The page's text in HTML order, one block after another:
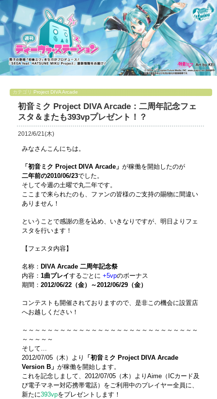
カテゴリ Project DIVA Arcade
初音ミク Project DIVA Arcade：二周年記念フェ
スタ＆またも393vpプレゼント！？
2012/6/21(木)
みなさんこんにちは。
「初音ミク Project DIVA Arcade」 が稼働を開始したのが
二年前の2010/06/23でした。
そして今週の土曜で丸二年です。
ここまで来られたのも、ファンの皆様のご支持の賜物に間違い
ありません！
ということで感謝の意を込め、いきなりですが、明日よりフェ
スタを行います！
【フェスタ内容】
名称： DIVA Arcade 二周年記念祭
内容： 1曲プレイするごとに +5vpのボーナス
期間： 2012/06/22（金）～2012/06/29（金）
コンテストも開催されておりますので、是非この機会に設置店
へお越しください！
～～～～～～～～～～～～～～～～～～～～～～～～～～～～
～～～～～
そして…
2012/07/05（木）より
「初音ミク Project DIVA Arcade
Version B」 が稼働を開始します。
これを記念しまして、2012/07/05（木）よりAime（ICカード及
び電子マネー対応携帯電話）をご利用中のプレイヤー全員に、
新たに393vpをプレゼントします！